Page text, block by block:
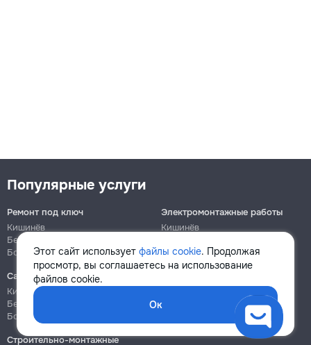
Этот сайт использует файлы cookie. Продолжая
просмотр, вы соглашаетесь на использование
файлов cookie.
Ок
Популярные услуги
Ремонт под ключ
Кишинёв
Бельцы
Ботаника
Электромонтажные работы
Кишинёв
Ботаника
Сантехнические работы
Кишинёв
Бельцы
Ботаника
Бельцы
Строительно-монтажные